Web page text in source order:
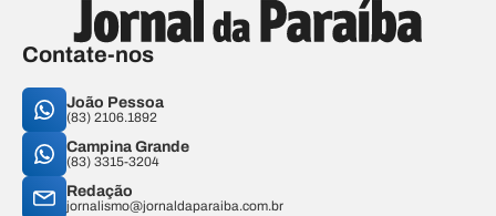
Contate-nos
João Pessoa
(83) 2106.1892
Campina Grande
(83) 3315-3204
Redação
jornalismo@jornaldaparaiba.com.br